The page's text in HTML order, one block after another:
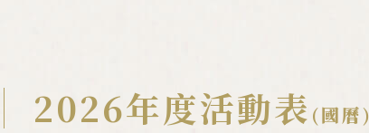
2026年度活動表 (國曆)